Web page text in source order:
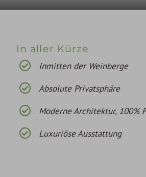
In aller Kürze
Inmitten der Weinberge
Absolute Privatsphäre
Moderne Architektur, 100%
Luxuriöse Ausstattung